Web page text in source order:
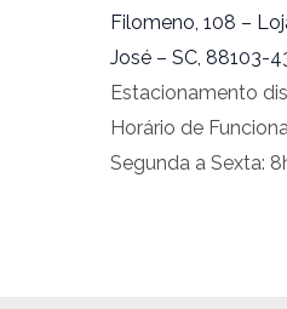
Filomeno, 108 –
José – SC, 88103-
Estacionamento
Horário de
Segunda a Sexta: